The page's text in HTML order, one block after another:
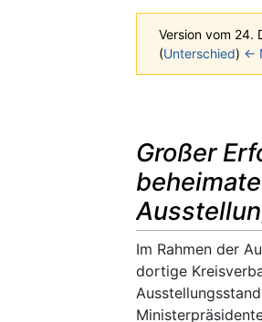
Version vom 24.
(Unterschied) ←
Großer
Im Rahmen der
dortige